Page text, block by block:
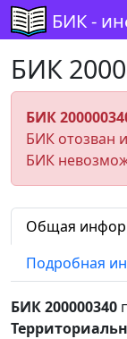
БИК -
БИК
БИК
БИК отозван
БИК
Общая
Подробная
БИК 200000340